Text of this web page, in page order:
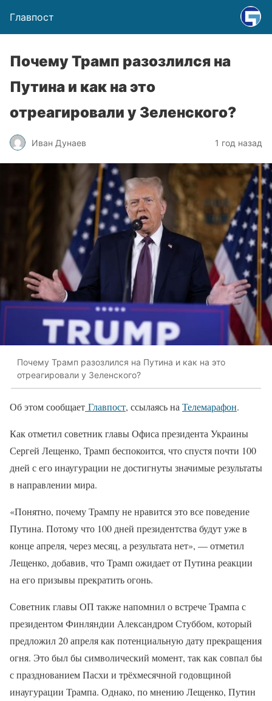
Главпост
Почему Трамп разозлился на
Путина и как на это
отреагировали у Зеленского?
Иван Дунаев 1 год назад
Почему Трамп разозлился на Путина и как на это
отреагировали у Зеленского?
Об этом сообщает Главпост, ссылаясь на Телемарафон.
Как отметил советник главы Офиса президента Украины
Сергей Лещенко, Трамп беспокоится, что спустя почти 100
дней с его инаугурации не достигнуты значимые результаты
в направлении мира.
«Понятно, почему Трампу не нравится это все поведение
Путина. Потому что 100 дней президентства будут уже в
конце апреля, через месяц, а результата нет», — отметил
Лещенко, добавив, что Трамп ожидает от Путина реакции
на его призывы прекратить огонь.
Советник главы ОП также напомнил о встрече Трампа с
президентом Финляндии Александром Стуббом, который
предложил 20 апреля как потенциальную дату прекращения
огня. Это был бы символический момент, так как совпал бы
с празднованием Пасхи и трёхмесячной годовщиной
инаугурации Трампа. Однако, по мнению Лещенко, Путин